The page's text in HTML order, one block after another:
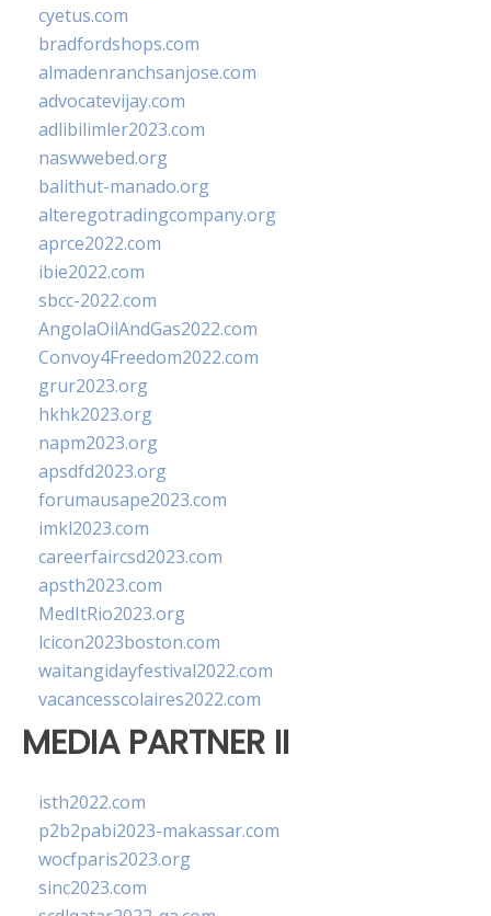
cyetus.com
bradfordshops.com
almadenranchsanjose.com
advocatevijay.com
adlibilimler2023.com
naswwebed.org
balithut-manado.org
alteregotradingcompany.org
aprce2022.com
ibie2022.com
sbcc-2022.com
AngolaOilAndGas2022.com
Convoy4Freedom2022.com
grur2023.org
hkhk2023.org
napm2023.org
apsdfd2023.org
forumausape2023.com
imkl2023.com
careerfaircsd2023.com
apsth2023.com
MedItRio2023.org
lcicon2023boston.com
waitangidayfestival2022.com
vacancesscolaires2022.com
MEDIA PARTNER II
isth2022.com
p2b2pabi2023-makassar.com
wocfparis2023.org
sinc2023.com